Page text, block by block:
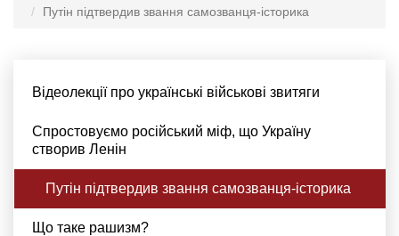
Путін підтвердив звання самозванця-історика
Відеолекції про українські військові звитяги
Спростовуємо російський міф, що Україну
створив Ленін
Путін підтвердив звання самозванця-історика
Що таке рашизм?